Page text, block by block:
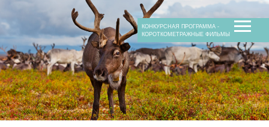
КОНКУРСНАЯ ПРОГРАММА -
КОРОТКОМЕТРАЖНЫЕ ФИЛЬМЫ
жанр
возраст
время
продюсеры
композитор
сопродюсеры